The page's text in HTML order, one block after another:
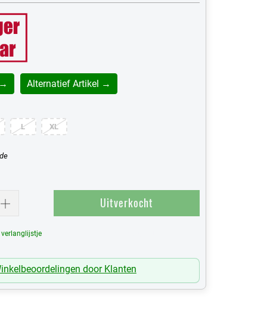
Alternatief Artikel →
L XL
Uitverkocht
verlanglijstje
door Klanten